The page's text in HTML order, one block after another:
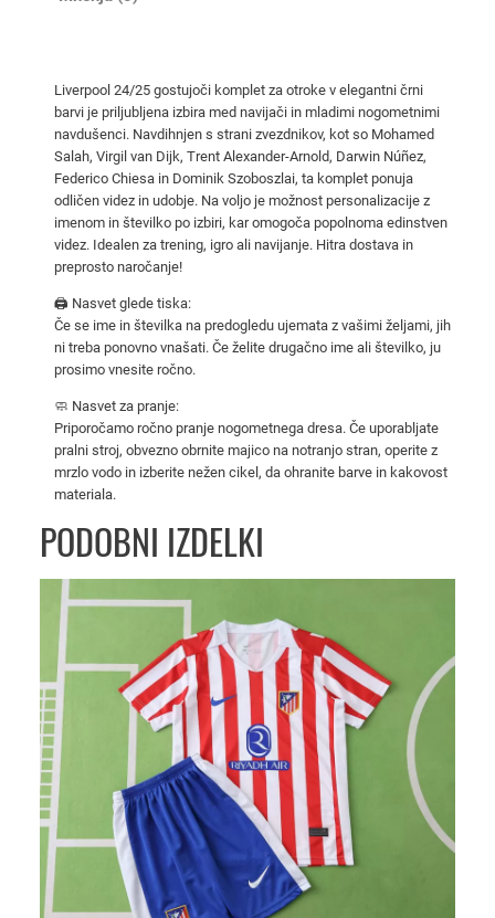
r
k
o
l
i
č
i
a
Liverpool 24/25 gostujoči komplet za otroke v elegantni črni
barvi je priljubljena izbira med navijači in mladimi nogometnimi
navdušenci. Navdihnjen s strani zvezdnikov, kot so Mohamed
Salah, Virgil van Dijk, Trent Alexander-Arnold, Darwin Núñez,
Federico Chiesa in Dominik Szoboszlai, ta komplet ponuja
odličen videz in udobje. Na voljo je možnost personalizacije z
imenom in številko po izbiri, kar omogoča popolnoma edinstven
videz. Idealen za trening, igro ali navijanje. Hitra dostava in
preprosto naročanje!
🖨️ Nasvet glede tiska:
Če se ime in številka na predogledu ujemata z vašimi željami, jih
ni treba ponovno vnašati. Če želite drugačno ime ali številko, ju
prosimo vnesite ročno.
🧼 Nasvet za pranje:
Priporočamo ročno pranje nogometnega dresa. Če uporabljate
pralni stroj, obvezno obrnite majico na notranjo stran, operite z
mrzlo vodo in izberite nežen cikel, da ohranite barve in kakovost
materiala.
PODOBNI IZDELKI